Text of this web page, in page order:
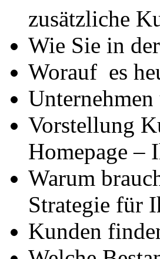
zusätzliche
Wie Sie in
Worauf es
Vorstellung
Homepage –
Warum
Strategie für
Kunden